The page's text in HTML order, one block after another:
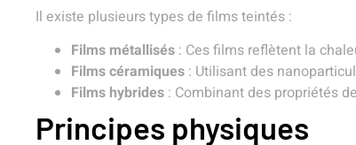
Il existe plusieurs types de films teintés :
Films métallisés : Ces films reflètent la
Films céramiques : Utilisant des
Films hybrides : Combinant des propriétés
Principes physiques